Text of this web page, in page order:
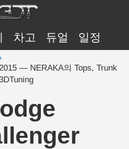
차고 듀얼 일정
— NERAKA의 Tops, Trunk